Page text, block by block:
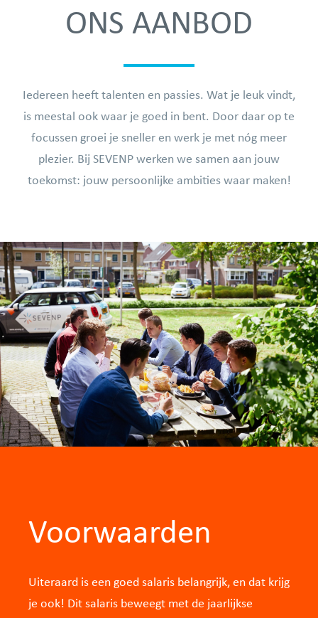
ONS AANBOD
Iedereen heeft talenten en passies. Wat je leuk vindt,
is meestal ook waar je goed in bent. Door daar op te
focussen groei je sneller en werk je met nóg meer
plezier. Bij SEVENP werken we samen aan jouw
toekomst: jouw persoonlijke ambities waar maken!
Voorwaarden
Uiteraard is een goed salaris belangrijk, en dat krijg
je ook! Dit salaris beweegt met de jaarlijkse